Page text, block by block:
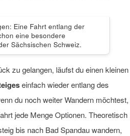
Eine Fahrt entlang der
eine besondere
Sächsischen Schweiz.
zu gelangen, läufst du einen kleinen
einfach wieder entlang des
du noch weiter Wandern möchtest,
jede Menge Optionen. Theoretisch
bis nach Bad Spandau wandern,